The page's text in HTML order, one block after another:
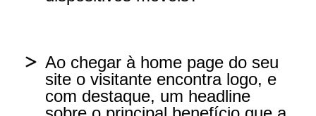
Não
Ao chegar à home page do seu
site o visitante encontra logo, e
com destaque, um headline